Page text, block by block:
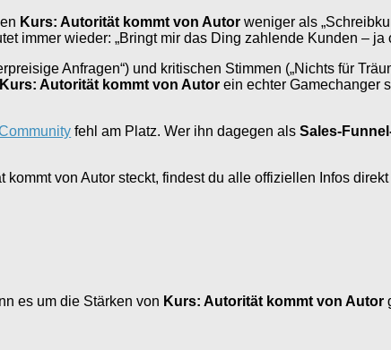
Kurs: Autorität kommt von Autor weniger als
immer wieder: „Bringt mir das Ding zahlende Kunden – ja
Anfragen“) und kritischen Stimmen („Nichts für
Kurs: Autorität kommt von Autor ein echter Gamechanger
fehl am Platz. Wer ihn dagegen alsSales-
von Autor steckt, findest du alle offiziellen Infos direkt
es um die Stärken von Kurs: Autorität kommt von Autor